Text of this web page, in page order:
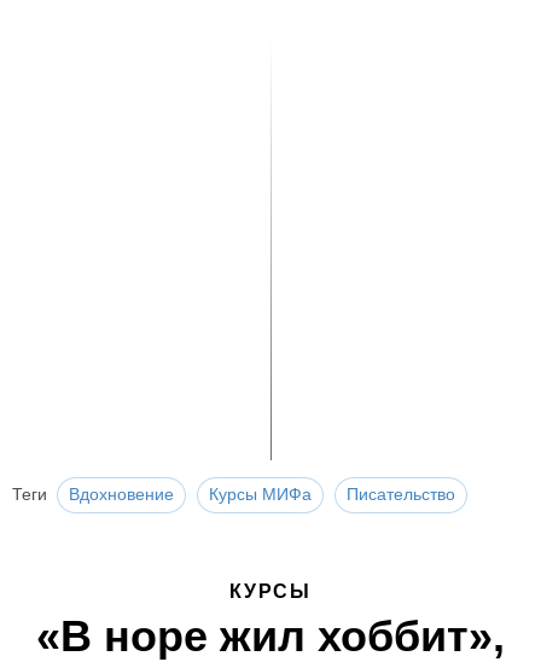
Теги Вдохновение Курсы МИФа Писательство
КУРСЫ
«В норе жил хоббит»,